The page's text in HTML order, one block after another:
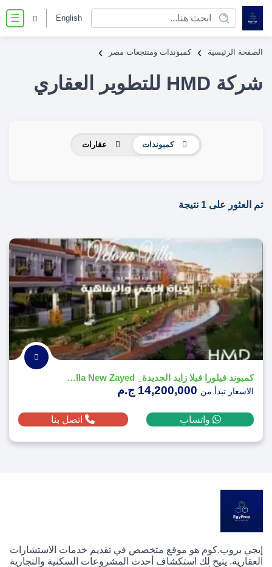
☰ English
الصفحة الرئيسية › كمبوندات ومنتجعات مصر ›
شركة HMD للتطوير العقاري
كمبوندات عقارات
تم العثور على 1 نتيجة
كمبوند فيلورا فيلا زايد الجديدة_ Velora Villa New Zayed
الاسعار تبدأ من
واتساب اتصل بنا
إيجي بروب.كوم هو موقع متخصص في تقديم خدمات الاستشارات
العقارية. يتيح لك استكشاف أحدث المشروعات السكنية والتجارية